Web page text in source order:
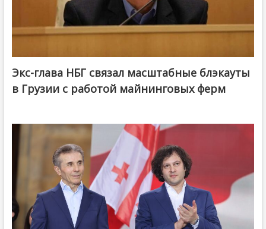
Экс-глава НБГ связал масштабные блэкауты
в Грузии с работой майнинговых ферм